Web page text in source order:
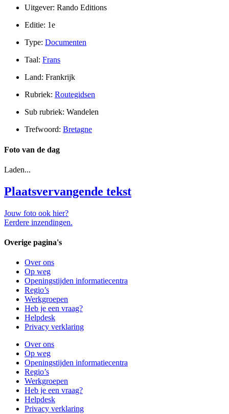
Uitgever: Rando Editions
Editie: 1e
Type: Documenten
Taal: Frans
Land: Frankrijk
Rubriek: Routegidsen
Sub rubriek: Wandelen
Trefwoord: Bretagne
Foto van de dag
Laden...
Plaatsvervangende tekst
Jouw foto ook hier?
Eerdere inzendingen.
Overige pagina's
Over ons
Op weg
Openingstijden informatiecentra
Regio’s
Werkgroepen
Heb je een vraag?
Helpdesk
Privacy verklaring
Over ons
Op weg
Openingstijden informatiecentra
Regio’s
Werkgroepen
Heb je een vraag?
Helpdesk
Privacy verklaring